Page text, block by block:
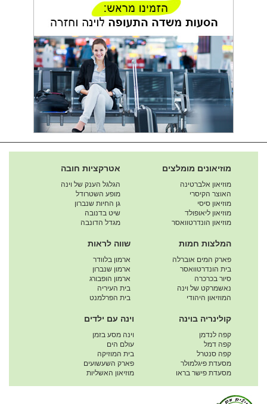
מוזיאונים מומלצים
מוזיאון אלברטינה
האוצר הקיסרי
מוזיאון סיסי
מוזיאון ליאופולד
מוזיאון הונדרטוואסר
אטרקציות חובה
הגלגל הענק של וינה
מופע השטרודל
גן החיות שנברון
שיט בדנובה
מגדל הדונבה
המלצות חמות
פארק המים אוברלה
בית הונדרטוואסר
סיור בכרכרה
נאשמרקט של וינה
המוזיאון היהודי
שווה לראות
ארמון בלוודר
ארמון שנברון
ארמון הופבורג
בית העיריה
בית הפרלמנט
קולינריה בוינה
קפה לנדמן
קפה דמל
קפה סנטרל
מסעדת פיגלמולר
מסעדת פישר בראו
וינה עם ילדים
וינה מסע בזמן
עולם הים
בית המוזיקה
פארק השעשועים
מוזיאון האשליות